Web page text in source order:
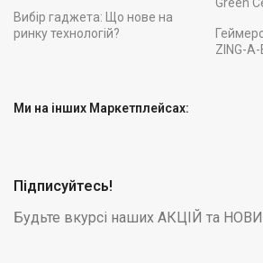
Вибір гаджета: Що нове на
ринку технологій?
ZING-A-
Ми на інших Маркетплейсах:
Підписуйтесь!
Будьте вкурсі наших АКЦІЙ та